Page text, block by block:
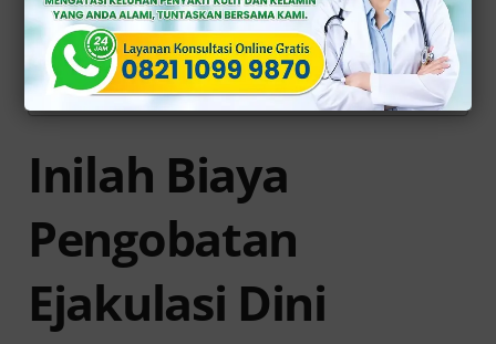
Inilah Biaya Pengobatan Ejakulasi
Dini
Pengobatan Tepat di Klinik Apollo
Inilah Biaya
Pengobatan
Ejakulasi Dini